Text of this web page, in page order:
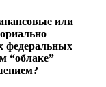
или
федеральных
“облаке”